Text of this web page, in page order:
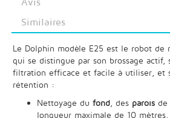
Similaires
Le Dolphin modèle E25 est le robot de
qui se distingue par son brossage actif,
filtration efficace et facile à utiliser, et
rétention :
Nettoyage du fond, desparois de
longueur maximale de 10